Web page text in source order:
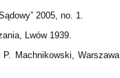
2005, no. 1.
Lwów 1939.
Machnikowski, Warszawa